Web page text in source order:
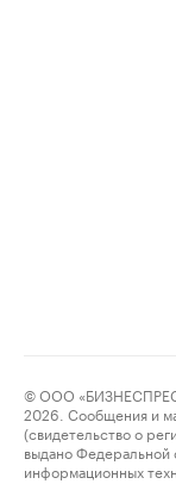
© ООО
2026. Сообщения и
(свидетельство о
выдано Федеральной
информационных